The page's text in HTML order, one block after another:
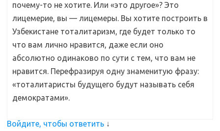
почему-то не хотите. Или «это другое»? Это
лицемерие, вы — лицемеры. Вы хотите построить в
Узбекистане тоталитаризм, где будет только то
что вам лично нравится, даже если оно
абсолютно одинаково по сути с тем, что вам не
нравится. Перефразируя одну знаменитую фразу:
«тоталитаристы будущего будут называть себя
демократами».
Войдите, чтобы ответить ↓